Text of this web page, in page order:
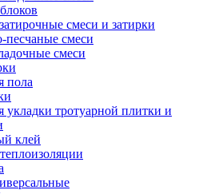
смеси и затирки
песчаные смеси
смеси
пола
укладки тротуарной плитки и
клей